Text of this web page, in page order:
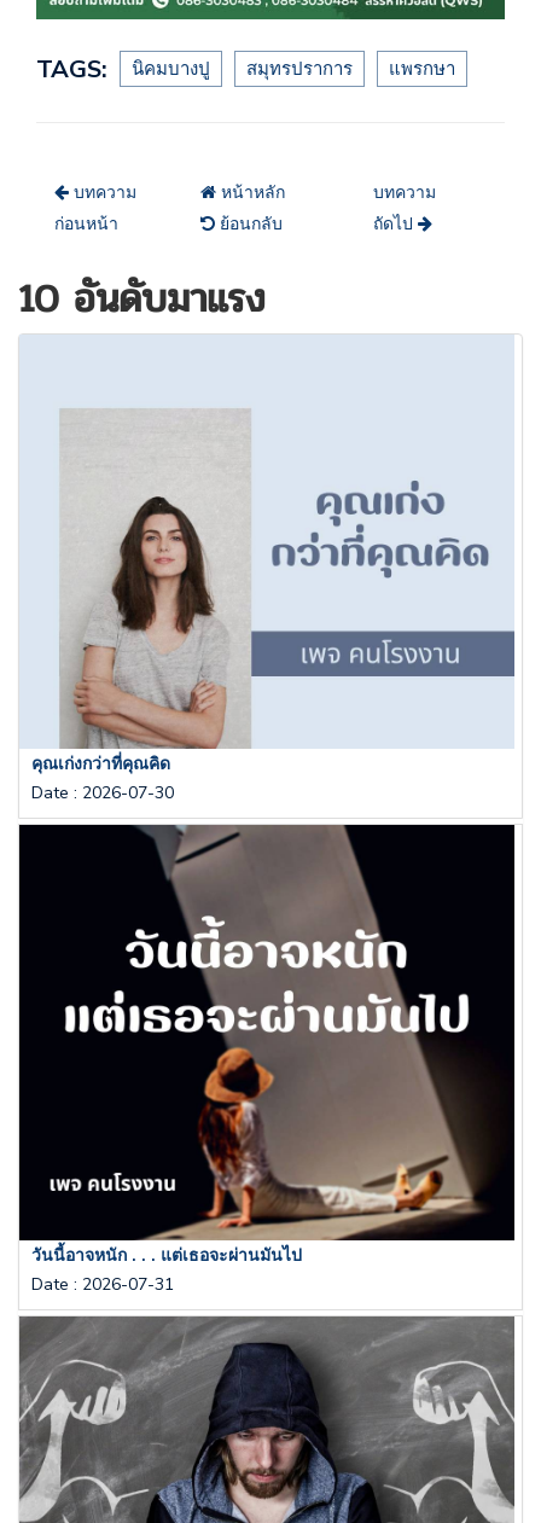
TAGS: นิคมบางปู สมุทรปราการ แพรกษา
บทความ
ก่อนหน้า
หน้าหลัก
ย้อนกลับ
บทความ
ถัดไป
10 อันดับมาแรง
คุณเก่งกว่าที่คุณคิด
Date : 2026-07-30
วันนี้อาจหนัก . . . แต่เธอจะผ่านมันไป
Date : 2026-07-31